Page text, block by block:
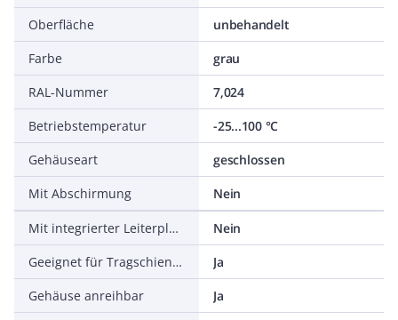
Oberfläche
unbehandelt
Farbe
grau
RAL-Nummer
7,024
Betriebstemperatur
-25...100 °C
Gehäuseart
geschlossen
Mit Abschirmung
Nein
Mit integrierter Leiterplattenanschlusstechnik
Nein
Geeignet für Tragschienenmontage
Ja
Gehäuse anreihbar
Ja